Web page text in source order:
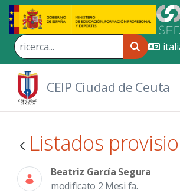
Skip to Main Content
CEIP Ciudad de Ceuta
Listados
Beatriz García Segura
modificato 2 Mesi fa.